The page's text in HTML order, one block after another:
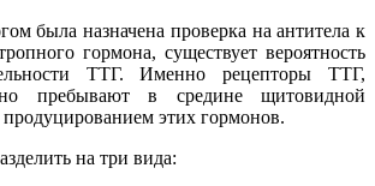
была назначена проверка на антитела к
гормона, существует вероятность
ТТГ. Именно рецепторы ТТГ,
пребывают в средине щитовидной
этих гормонов.
на три вида: